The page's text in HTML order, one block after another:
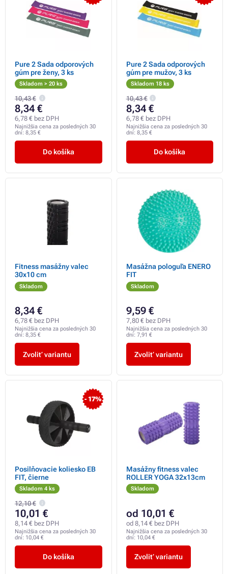
Pure 2 Sada odporových
gúm pre ženy, 3 ks
Skladom > 20 ks
10,43 €
8,34 €
6,78 € bez DPH
Najnižšia cena za posledných 30
dní: 8,35 €
Do košíka
Pure 2 Sada odporových
gúm pre mužov, 3 ks
Skladom 18 ks
10,43 €
8,34 €
6,78 € bez DPH
Najnižšia cena za posledných 30
dní: 8,35 €
Do košíka
Fitness masážny valec
30x10 cm
Skladom
8,34 €
6,78 € bez DPH
Najnižšia cena za posledných 30
dní: 8,35 €
Zvoliť variantu
Masážna pologuľa ENERO
FIT
Skladom
9,59 €
7,80 € bez DPH
Najnižšia cena za posledných 30
dní: 7,91 €
Zvoliť variantu
- 17%
Posilňovacie koliesko EB
FIT, čierne
Skladom 4 ks
12,10 €
10,01 €
8,14 € bez DPH
Najnižšia cena za posledných 30
dní: 10,04 €
Do košíka
Masážny fitness valec
ROLLER YOGA 32x13cm
Skladom
od 10,01 €
od 8,14 € bez DPH
Najnižšia cena za posledných 30
dní: 10,04 €
Zvoliť variantu